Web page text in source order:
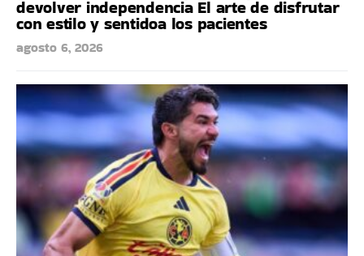
devolver independencia El arte de disfrutar
con estilo y sentidoa los pacientes
agosto 6, 2026